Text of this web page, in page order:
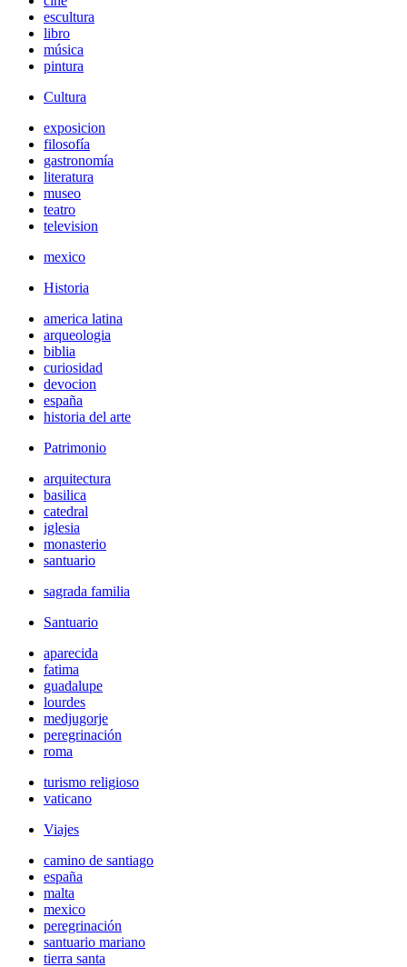
escultura
libro
música
pintura
Cultura
exposicion
filosofía
gastronomía
literatura
museo
teatro
television
mexico
Historia
america latina
arqueologia
biblia
curiosidad
devocion
españa
historia del arte
Patrimonio
arquitectura
basilica
catedral
iglesia
monasterio
santuario
sagrada familia
Santuario
aparecida
fatima
guadalupe
lourdes
medjugorje
peregrinación
roma
turismo religioso
vaticano
Viajes
camino de santiago
españa
malta
mexico
peregrinación
santuario mariano
tierra santa